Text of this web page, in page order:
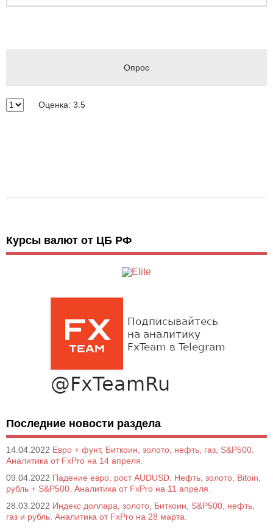
Опрос
Оценка: 3.5
Курсы валют от ЦБ РФ
Последние новости раздела
14.04.2022 Евро + фунт, Биткоин, золото, нефть, газ, S&P500.
Аналитика от FxPro на 14 апреля.
09.04.2022 Падение евро, рост AUDUSD. Нефть, золото, Bitoin,
рубль + S&P500. Аналитика от FxPro на 11 апреля.
28.03.2022 Индекс доллара, золото, Биткоин, S&P500, нефть,
газ и рубль. Аналитика от FxPro на 28 марта.